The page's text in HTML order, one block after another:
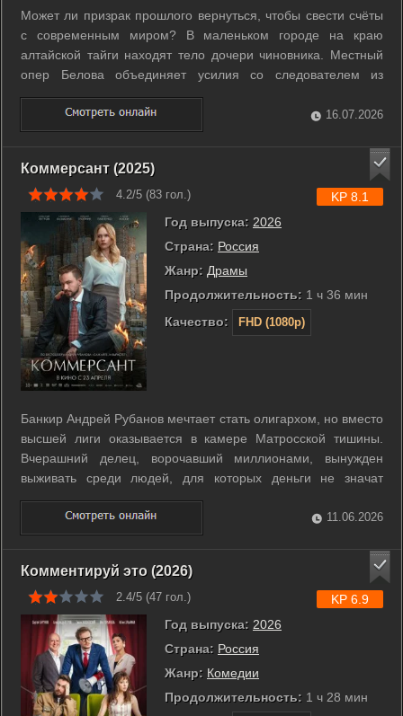
Может ли призрак прошлого вернуться, чтобы свести счёты
с современным миром? В маленьком городе на краю
алтайской тайги находят тело дочери чиновника. Местный
опер Белова объединяет усилия со следователем из
столицы края Тереховым. Улики указывают на связь с
серией нераскрытых убийств, совершенных много лет назад
известным маньяком. Расследование ...
16.07.2026
Коммерсант (2025)
4.2/5 (83 гол.)
Год выпуска: 2026
Страна: Россия
Жанр: Драмы
Продолжительность: 1 ч 36 мин
Качество:
FHD (1080p)
KP 8.1
Банкир Андрей Рубанов мечтает стать олигархом, но вместо
высшей лиги оказывается в камере Матросской тишины.
Вчерашний делец, ворочавший миллионами, вынужден
выживать среди людей, для которых деньги не значат
ничего. Его роскошная жизнь в Москве сменяется тесным
пространством, где авторитет зарабатывается кулаками и
хитростью. Андрей втянут в ...
11.06.2026
Комментируй это (2026)
2.4/5 (47 гол.)
Год выпуска: 2026
Страна: Россия
Жанр: Комедии
Продолжительность: 1 ч 28 мин
KP 6.9